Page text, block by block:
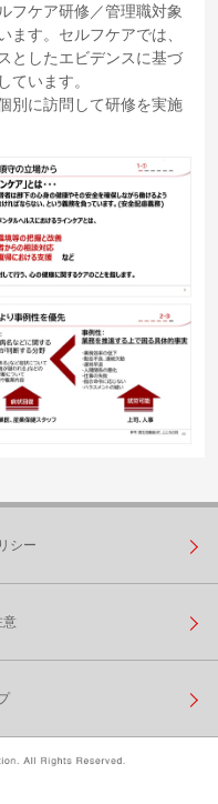
フケア研修／管理職対象
ます。セルフケアでは、
としたエビデンスに基づ
ています。
別に訪問して研修を実施
シー
意